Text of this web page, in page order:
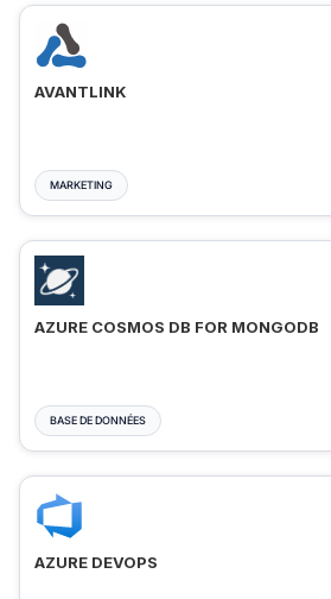
AVANTLINK
MARKETING
AZURE COSMOS DB FOR MONGODB
BASE DE DONNÉES
AZURE DEVOPS